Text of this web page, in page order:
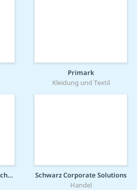
Primark
Kleidung und Textil
EBS Universität für Wirtschaft und Recht gGmbH
Schwarz Corporate Solutions
Handel